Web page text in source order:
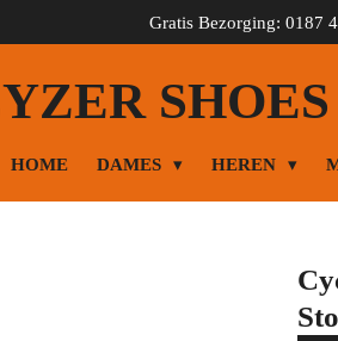
Gratis Bezorging: 0187
HOME DAMES HEREN